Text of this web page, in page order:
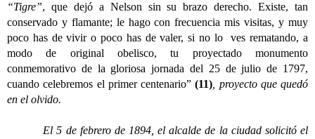
“Tigre”, que dejó a Nelson sin su brazo derecho. Existe, tan
conservado y flamante; le hago con frecuencia mis visitas, y muy
poco has de vivir o poco has de valer, si no lo ves rematando, a
modo de original obelisco, tu proyectado monumento
conmemorativo de la gloriosa jornada del 25 de julio de 1797,
cuando celebremos el primer centenario”(11) , proyecto que quedó
en el olvido.
El 5 de febrero de 1894, el alcalde de la ciudad solicitó el